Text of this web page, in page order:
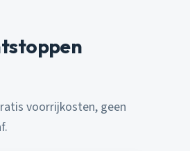
voorrijkosten, geen